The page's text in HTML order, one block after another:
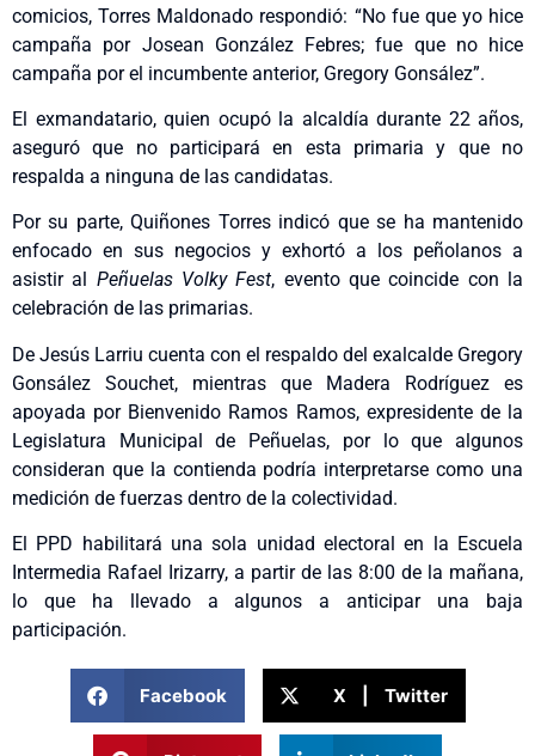
comicios, Torres Maldonado respondió: “No fue que yo hice
campaña por Josean González Febres; fue que no hice
campaña por el incumbente anterior, Gregory Gonsález”.
El exmandatario, quien ocupó la alcaldía durante 22 años,
aseguró que no participará en esta primaria y que no
respalda a ninguna de las candidatas.
Por su parte, Quiñones Torres indicó que se ha mantenido
enfocado en sus negocios y exhortó a los peñolanos a
asistir al Peñuelas Volky Fest, evento que coincide con la
celebración de las primarias.
De Jesús Larriu cuenta con el respaldo del exalcalde Gregory
Gonsález Souchet, mientras que Madera Rodríguez es
apoyada por Bienvenido Ramos Ramos, expresidente de la
Legislatura Municipal de Peñuelas, por lo que algunos
consideran que la contienda podría interpretarse como una
medición de fuerzas dentro de la colectividad.
El PPD habilitará una sola unidad electoral en la Escuela
Intermedia Rafael Irizarry, a partir de las 8:00 de la mañana,
lo que ha llevado a algunos a anticipar una baja
participación.
Facebook X | Twitter